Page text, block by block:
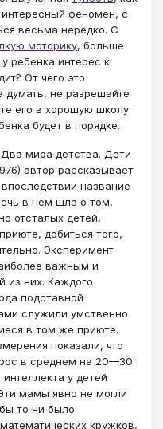
феномен, с
весьма нередко. С
моторику, больше
ребенка интерес к
От чего это
думать, не разрешайте
его в хорошую школу
будет в порядке.
мира детства. Дети
автор рассказывает
название
в нём шла о том,
отсталых детей,
добиться того,
Эксперимент
важным и
них. Каждого
подставной
служили умственно
в том же приюте.
показали, что
в среднем на 20—30
у детей
мамы явно не могли
то ни было
кружков,